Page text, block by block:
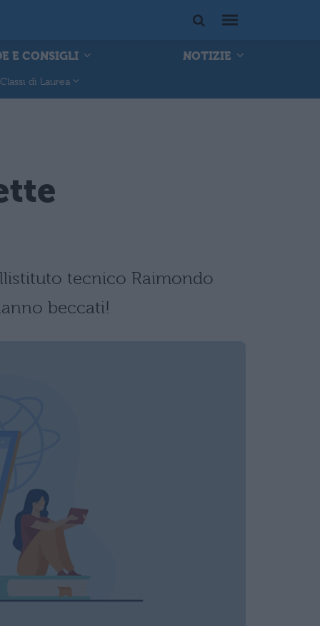
E CONSIGLI NOTIZIE
Classi di Laurea
tecnico Raimondo
beccati!